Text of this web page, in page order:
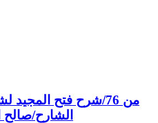
الشارح/صالح